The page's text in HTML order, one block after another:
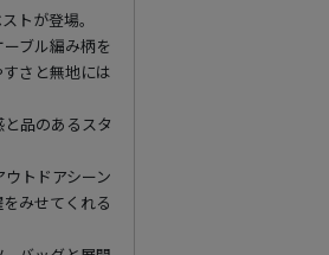
トが登場。
ブル編み柄を
さと無地には
品のあるスタ
トドアシーン
みせてくれる